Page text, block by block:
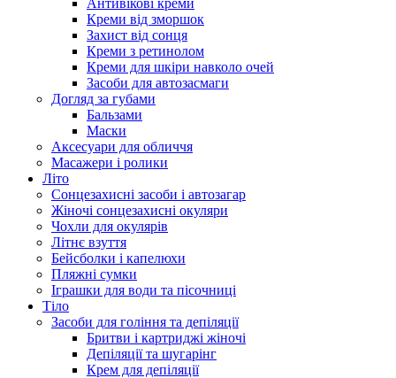
Антивікові креми
Креми від зморшок
Захист від сонця
Креми з ретинолом
Креми для шкіри навколо очей
Засоби для автозасмаги
Догляд за губами
Бальзами
Маски
Аксесуари для обличчя
Масажери і ролики
Літо
Сонцезахисні засоби і автозагар
Жіночі сонцезахисні окуляри
Чохли для окулярів
Літнє взуття
Бейсболки і капелюхи
Пляжні сумки
Іграшки для води та пісочниці
Тіло
Засоби для гоління та депіляції
Бритви і картриджі жіночі
Депіляції та шугарінг
Крем для депіляції